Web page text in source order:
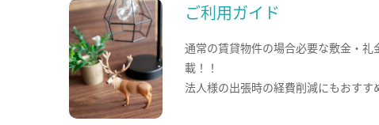
ご利用ガイド
通常の賃貸物件の場合必要な敷金・礼
載！！
法人様の出張時の経費削減にもおすす